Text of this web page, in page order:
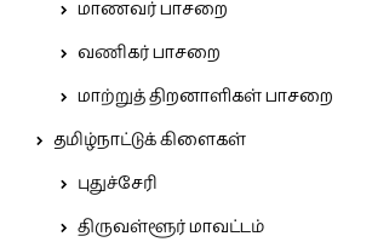
மாணவர் பாசறை
வணிகர் பாசறை
மாற்றுத் திறனாளிகள் பாசறை
தமிழ்நாட்டுக் கிளைகள்
புதுச்சேரி
திருவள்ளூர் மாவட்டம்